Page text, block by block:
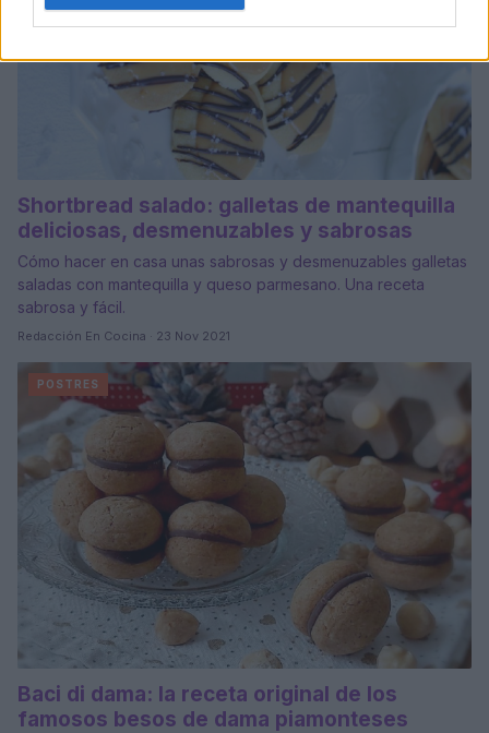
Shortbread salado: galletas de mantequilla
deliciosas, desmenuzables y sabrosas
Cómo hacer en casa unas sabrosas y desmenuzables galletas
saladas con mantequilla y queso parmesano. Una receta
sabrosa y fácil.
Redacción En Cocina · 23 Nov 2021
POSTRES
Baci di dama: la receta original de los
famosos besos de dama piamonteses